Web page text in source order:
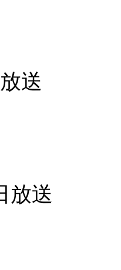
送
放送